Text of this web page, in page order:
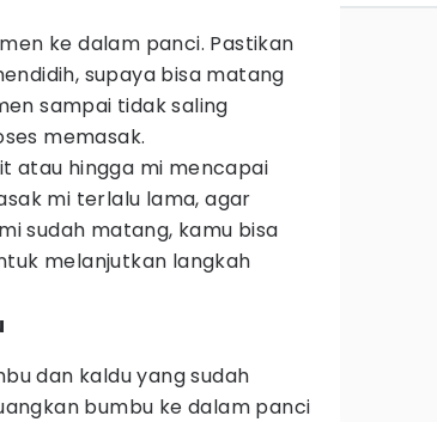
ke dalam panci. Pastikan
supaya bisa matang
sampai tidak saling
memasak.
atau hingga mi mencapai
mi terlalu lama, agar
sudah matang, kamu bisa
melanjutkan langkah
dan kaldu yang sudah
bumbu ke dalam panci